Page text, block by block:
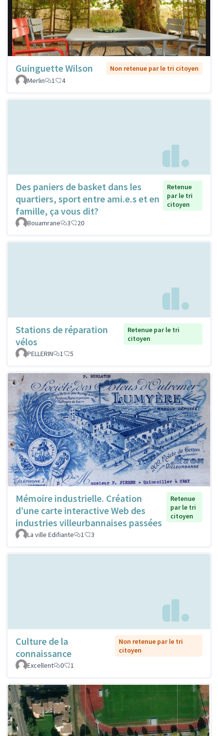
Guinguette Wilson
Non retenue par le tri citoyen
Merlin
1 4
Des paniers de basket dans les
quartiers, sport entre ami.e.s et en
famille, ça vous dit?
Retenue
par le tri
citoyen
Bouamrane 3 20
Stations de réparation
vélos
Retenue par le tri
citoyen
PELLERIN
1 5
Mémoire industrielle. Création
d’une carte interactive Web des
industries villeurbannaises passées
Retenue
par le tri
citoyen
La ville Edifiante 1 3
Culture de la
connaissance
Non retenue par le tri
citoyen
Excellent
0 1